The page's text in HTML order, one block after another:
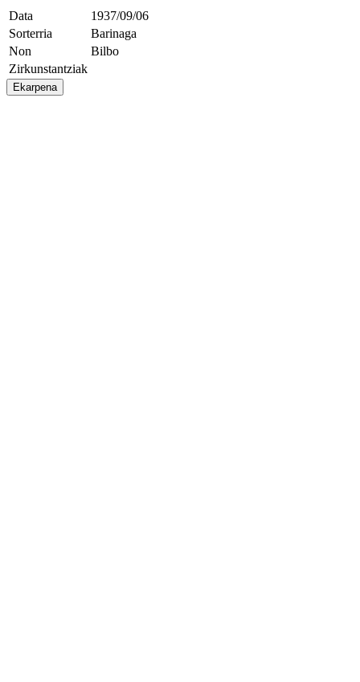
Data
1937/09/06
Sorterria
Barinaga
Non
Bilbo
Zirkunstantziak